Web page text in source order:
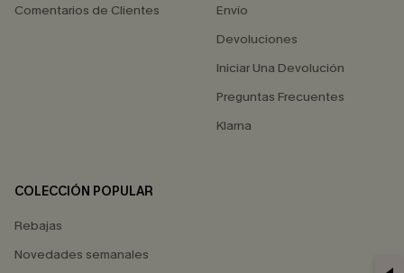
Comentarios de Clientes
Envío
Devoluciones
Iniciar Una Devolución
Preguntas Frecuentes
Klarna
COLECCIÓN POPULAR
Rebajas
Novedades semanales